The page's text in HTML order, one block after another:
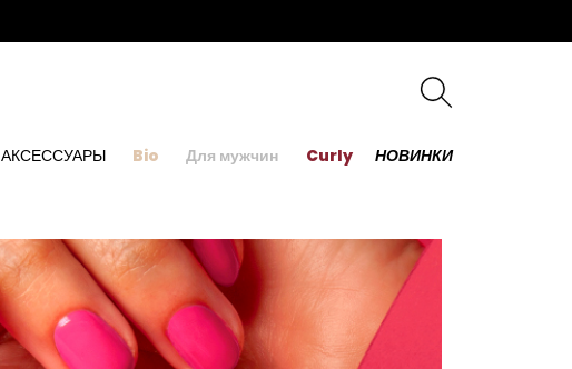
АКСЕССУАРЫ Bio Для мужчин Curly НОВИНКИ